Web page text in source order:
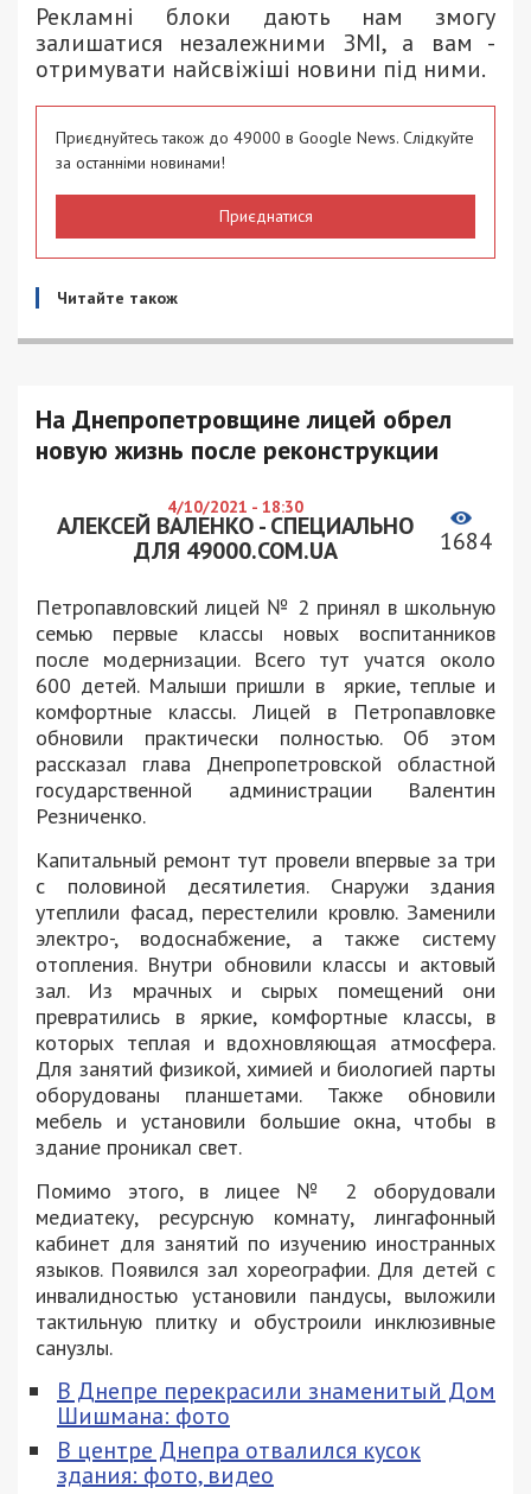
Рекламні блоки дають нам змогу
залишатися незалежними ЗМІ, а вам -
отримувати найсвіжіші новини під ними.
Приєднуйтесь також до 49000 в Google News. Слідкуйте
за останніми новинами!
Приєднатися
Читайте також
На Днепропетровщине лицей обрел
новую жизнь после реконструкции
4/10/2021 - 18:30
АЛЕКСЕЙ ВАЛЕНКО - СПЕЦИАЛЬНО
ДЛЯ 49000.COM.UA
1684
Петропавловский лицей № 2 принял в школьную
семью первые классы новых воспитанников
после модернизации. Всего тут учатся около
600 детей. Малыши пришли в яркие, теплые и
комфортные классы. Лицей в Петропавловке
обновили практически полностью. Об этом
рассказал глава Днепропетровской областной
государственной администрации Валентин
Резниченко.
Капитальный ремонт тут провели впервые за три
с половиной десятилетия. Снаружи здания
утеплили фасад, перестелили кровлю. Заменили
электро-, водоснабжение, а также систему
отопления. Внутри обновили классы и актовый
зал. Из мрачных и сырых помещений они
превратились в яркие, комфортные классы, в
которых теплая и вдохновляющая атмосфера.
Для занятий физикой, химией и биологией парты
оборудованы планшетами. Также обновили
мебель и установили большие окна, чтобы в
здание проникал свет.
Помимо этого, в лицее № 2 оборудовали
медиатеку, ресурсную комнату, лингафонный
кабинет для занятий по изучению иностранных
языков. Появился зал хореографии. Для детей с
инвалидностью установили пандусы, выложили
тактильную плитку и обустроили инклюзивные
санузлы.
В Днепре перекрасили знаменитый Дом
Шишмана: фото
В центре Днепра отвалился кусок
здания: фото, видео